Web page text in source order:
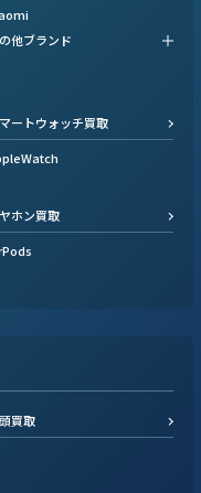
他ブランド
ートウォッチ買取
ホン買取
買取